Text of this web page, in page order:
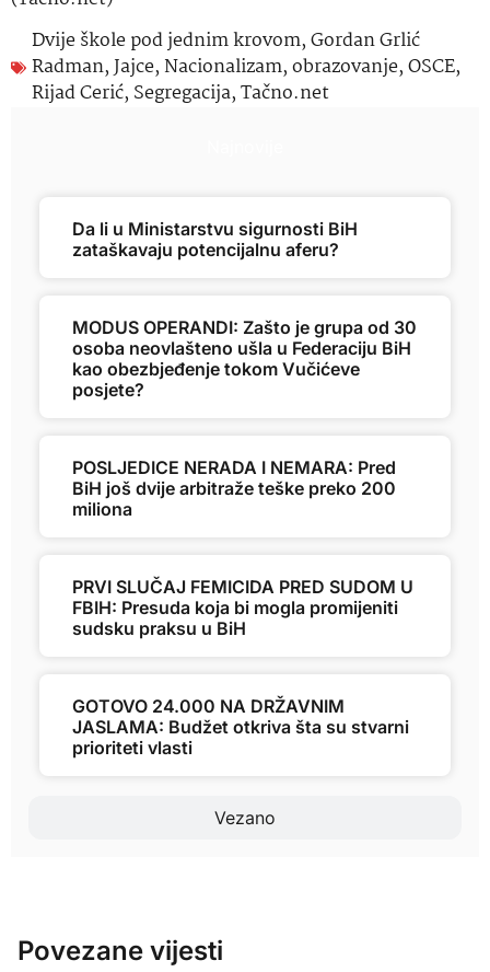
Dvije škole pod jednim krovom,Gordan Grlić
Radman,Jajce,Nacionalizam,obrazovanje,OSCE,
Rijad Cerić, Segregacija,Tačno.net
Vezano
Da li u Ministarstvu sigurnosti BiH
zataškavaju potencijalnu aferu?
MODUS OPERANDI: Zašto je grupa od 30
osoba neovlašteno ušla u Federaciju BiH
kao obezbjeđenje tokom Vučićeve
posjete?
POSLJEDICE NERADA I NEMARA: Pred
BiH još dvije arbitraže teške preko 200
miliona
PRVI SLUČAJ FEMICIDA PRED SUDOM U
FBIH: Presuda koja bi mogla promijeniti
sudsku praksu u BiH
GOTOVO 24.000 NA DRŽAVNIM
JASLAMA: Budžet otkriva šta su stvarni
prioriteti vlasti
Povezane vijesti